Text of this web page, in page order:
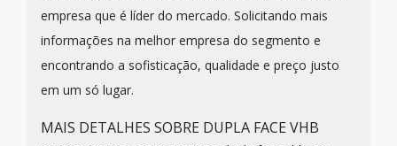
empresa que é líder do mercado. Solicitando mais
informações na melhor empresa do segmento e
encontrando a sofisticação, qualidade e preço justo
em um só lugar.
MAIS DETALHES SOBRE DUPLA FACE VHB